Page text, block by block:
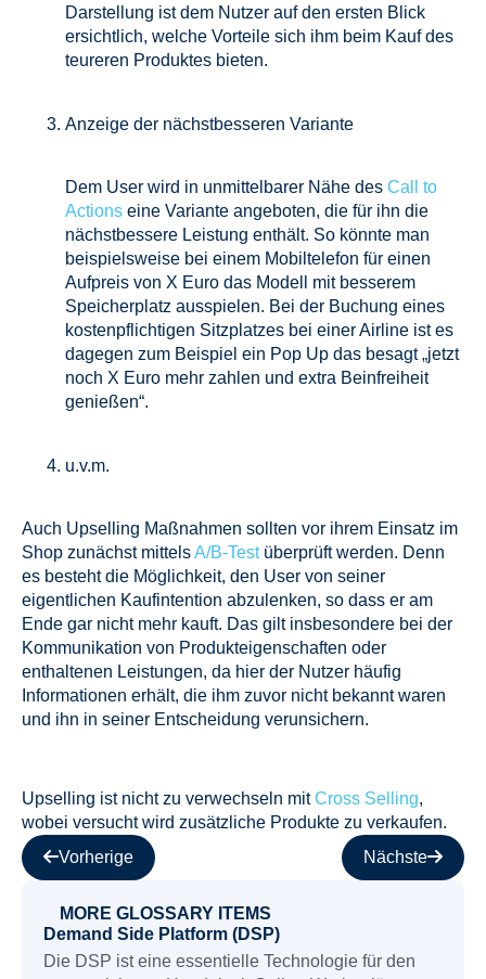
Darstellung ist dem Nutzer auf den ersten Blick
ersichtlich, welche Vorteile sich ihm beim Kauf des
teureren Produktes bieten.
Anzeige der nächstbesseren Variante
Dem User wird in unmittelbarer Nähe des Call to
Actions eine Variante angeboten, die für ihn die
nächstbessere Leistung enthält. So könnte man
beispielsweise bei einem Mobiltelefon für einen
Aufpreis von X Euro das Modell mit besserem
Speicherplatz ausspielen. Bei der Buchung eines
kostenpflichtigen Sitzplatzes bei einer Airline ist es
dagegen zum Beispiel ein Pop Up das besagt „jetzt
noch X Euro mehr zahlen und extra Beinfreiheit
genießen“.
u.v.m.
Auch Upselling Maßnahmen sollten vor ihrem Einsatz im
Shop zunächst mittelsA/B-Testüberprüft werden. Denn
es besteht die Möglichkeit, den User von seiner
eigentlichen Kaufintention abzulenken, so dass er am
Ende gar nicht mehr kauft. Das gilt insbesondere bei der
Kommunikation von Produkteigenschaften oder
enthaltenen Leistungen, da hier der Nutzer häufig
Informationen erhält, die ihm zuvor nicht bekannt waren
und ihn in seiner Entscheidung verunsichern.
Upselling ist nicht zu verwechseln mitCross Selling,
wobei versucht wird zusätzliche Produkte zu verkaufen.
Vorherige
Nächste
MORE GLOSSARY ITEMS
Demand Side Platform (DSP)
Die DSP ist eine essentielle Technologie für den